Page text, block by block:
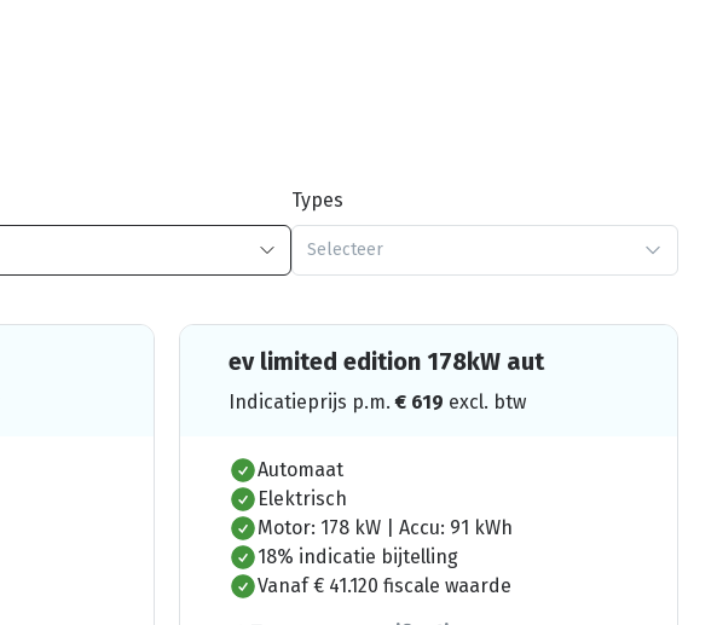
Types
Selecteer
ev limited edition 178kW aut
Indicatieprijs p.m.€ 619 excl. btw
Automaat
Elektrisch
Motor: 178 kW | Accu: 91 kWh
18% indicatie bijtelling
Vanaf € 41.120 fiscale waarde